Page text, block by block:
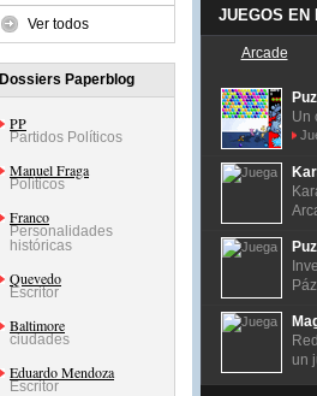
Ver todos
Dossiers Paperblog
PP
Partidos Políticos
Manuel Fraga
Políticos
Franco
Personalidades
históricas
Quevedo
Escritor
Baltimore
ciudades
Eduardo Mendoza
Escritor
JUEGOS EN
Arcade
Un
un